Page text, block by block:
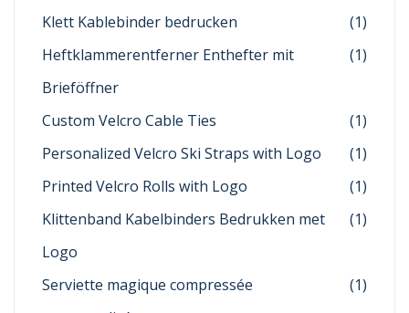
Klett Kablebinder bedrucken
(1)
Heftklammerentferner Enthefter mit
Brieföffner
(1)
Custom Velcro Cable Ties
(1)
Personalized Velcro Ski Straps with Logo
(1)
Printed Velcro Rolls with Logo
(1)
Klittenband Kabelbinders Bedrukken met
Logo
(1)
Serviette magique compressée
(1)